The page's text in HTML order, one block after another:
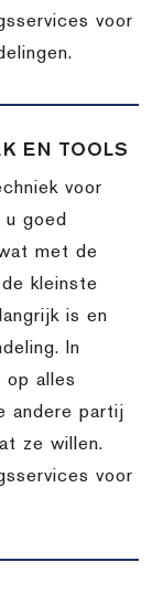
voor
EN TOOLS
voor
goed
met de
kleinste
is en
In
op alles
andere partij
ze willen.
voor